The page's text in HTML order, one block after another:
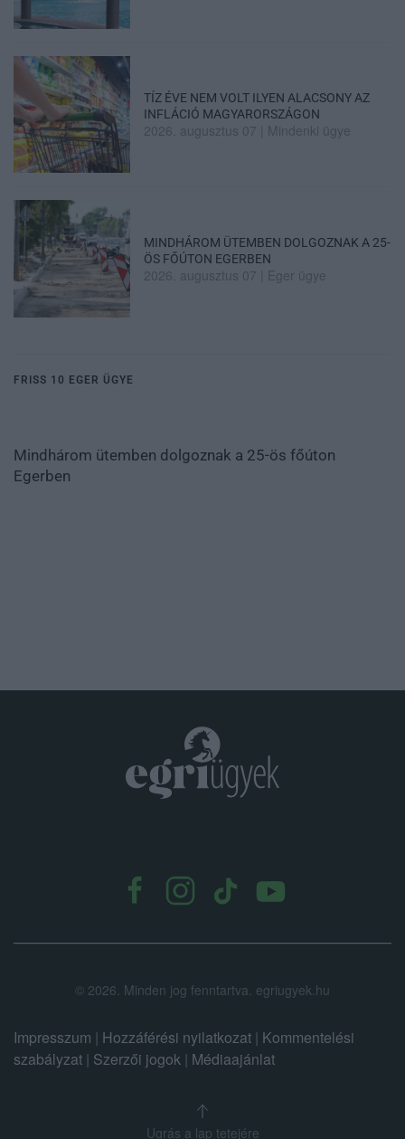
TÍZ ÉVE NEM VOLT ILYEN ALACSONY AZ
INFLÁCIÓ MAGYARORSZÁGON
2026. augusztus 07 Mindenki ügye
MINDHÁROM ÜTEMBEN DOLGOZNAK A 25-
ÖS FŐÚTON EGERBEN
2026. augusztus 07 Eger ügye
FRISS 10 EGER ÜGYE
Mindhárom ütemben dolgoznak a 25-ös főúton
Egerben
© 2026. Minden jog fenntartva. egriugyek.hu
Impresszum | Hozzáférési nyilatkozat | Kommentelési
szabályzat | Szerzői jogok | Médiaajánlat
Ugrás a lap tetejére